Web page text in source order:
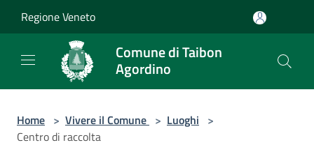
Regione Veneto
Comune di Taibon
Agordino
Home > Vivere il Comune > Luoghi >
Centro di raccolta